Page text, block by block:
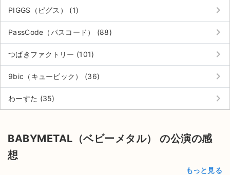
PIGGS（ピグス） (1) keyboard_arrow_right
PassCode（パスコード） (88) keyboard_arrow_right
つばきファクトリー (101) keyboard_arrow_right
9bic（キュービック） (36) keyboard_arrow_right
わーすた (35) keyboard_arrow_right
BABYMETAL（ベビーメタル） の公演の感
想
もっと見る